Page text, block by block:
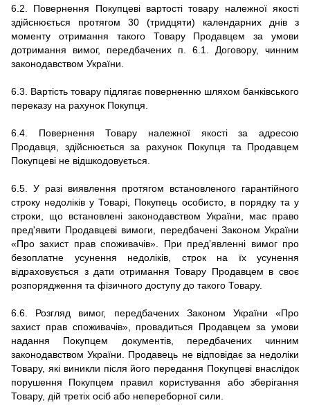
6.2. Повернення Покупцеві вартості товару належної якості
здійснюється протягом 30 (тридцяти) календарних днів з
моменту отримання такого Товару Продавцем за умови
дотримання вимог, передбачених п. 6.1. Договору, чинним
законодавством України.
6.3. Вартість товару підлягає поверненню шляхом банківського
переказу на рахунок Покупця.
6.4. Повернення Товару належної якості за адресою
Продавця, здійснюється за рахунок Покупця та Продавцем
Покупцеві не відшкодовується.
6.5. У разі виявлення протягом встановленого гарантійного
строку недоліків у Товарі, Покупець особисто, в порядку та у
строки, що встановлені законодавством України, має право
пред'явити Продавцеві вимоги, передбачені Законом України
«Про захист прав споживачів». При пред’явленні вимог про
безоплатне усунення недоліків, строк на їх усунення
відраховується з дати отримання Товару Продавцем в своє
розпорядження та фізичного доступу до такого Товару.
6.6. Розгляд вимог, передбачених Законом України «Про
захист прав споживачів», провадиться Продавцем за умови
надання Покупцем документів, передбачених чинним
законодавством України. Продавець не відповідає за недоліки
Товару, які виникли після його передання Покупцеві внаслідок
порушення Покупцем правил користування або зберігання
Товару, дій третіх осіб або непереборної сили.